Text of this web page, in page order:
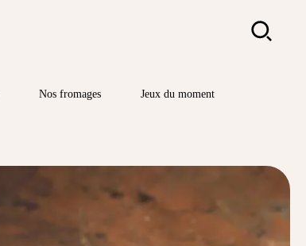
Rechercher
Nos fromages Jeux du moment